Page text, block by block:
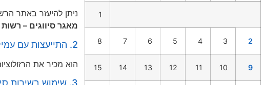
1
2
3
4
5
6
7
8
9
10
11
12
13
14
15
ניתן להיעזר באתר
מאגר סיווגים –
2. התייעצות עם עמיל מכס מורשה
הוא מכיר את
3. שימוש בשירות סיווג אוטומטי מקצועי